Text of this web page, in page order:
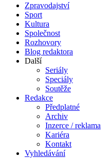
Zpravodajství
Sport
Kultura
Společnost
Rozhovory
Blog redaktora
Další
Seriály
Speciály
Soutěže
Redakce
Předplatné
Archiv
Inzerce / reklama
Kariéra
Kontakt
Vyhledávání